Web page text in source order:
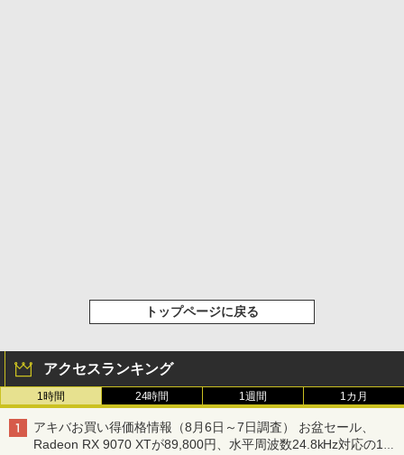
トップページに戻る
アクセスランキング
1時間 24時間 1週間 1カ月
アキバお買い得価格情報（8月6日～7日調査） お盆セール、
Radeon RX 9070 XTが89,800円、水平周波数24.8kHz対応の17